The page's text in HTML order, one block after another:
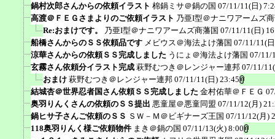
鍋村次郎さんからの依頼イラスト 棉鍋ミサ＠鍋の国 07/11/11(日)
高渡＠ＦＥＧさまよりのご依頼イラスト 乃亜I型＠ナニワアームズ
Re:おまけです。
乃亜I型＠ナニワアームズ商藩国 07/11/11(日)
船橋さんからのＳＳ依頼品です メビウス＠海法よけ藩国 07/11/11(
涼華さんからの依頼ＳＳ完成しました うにょ＠海法よけ藩国 07/11/
玄霧さん依頼分イラスト完成 萩野むつき＠レンジャー連邦 07/11/
おまけ 萩野むつき＠レンジャー連邦 07/11/11(日) 23:45
結城杏＠世界忍者国さん依頼ＳＳ完成しました 金村佑華＠ＦＥＧ
奥羽りんくさんの依頼のＳＳ提出 悪童屋＠悪童同盟 07/11/12(月)
鍋ヒサ子さんご依頼のＳＳ ＳＷ－Ｍ＠ビギナーズ王国 07/11/12(月)
118奥羽りんく様ご依頼物件 まき＠鍋の国 07/11/13(火) 8:00